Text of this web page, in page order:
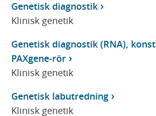
Genetisk diagnostik
Klinisk genetik
Genetisk diagnostik (RNA),
PAXgene-rör
Klinisk genetik
Genetisk labutredning
Klinisk genetik